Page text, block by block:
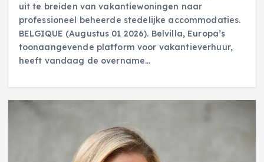
uit te breiden van vakantiewoningen naar
professioneel beheerde stedelijke accommodaties.
BELGIQUE (Augustus 01 2026). Belvilla, Europa’s
toonaangevende platform voor vakantieverhuur,
heeft vandaag de overname…